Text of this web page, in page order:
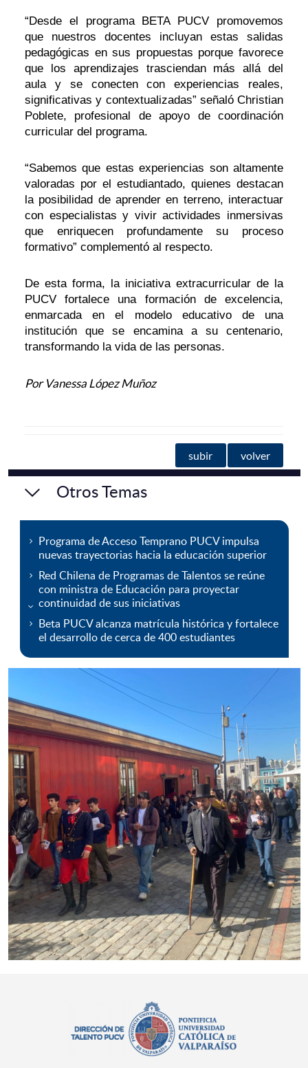
“Desde el programa BETA PUCV promovemos
que nuestros docentes incluyan estas salidas
pedagógicas en sus propuestas porque favorece
que los aprendizajes trasciendan más allá del
aula y se conecten con experiencias reales,
significativas y contextualizadas” señaló Christian
Poblete, profesional de apoyo de coordinación
curricular del programa.
“Sabemos que estas experiencias son altamente
valoradas por el estudiantado, quienes destacan
la posibilidad de aprender en terreno, interactuar
con especialistas y vivir actividades inmersivas
que enriquecen profundamente su proceso
formativo” complementó al respecto.
De esta forma, la iniciativa extracurricular de la
PUCV fortalece una formación de excelencia,
enmarcada en el modelo educativo de una
institución que se encamina a su centenario,
transformando la vida de las personas.
Por Vanessa López Muñoz
subir volver
Otros Temas
Programa de Acceso Temprano PUCV impulsa
nuevas trayectorias hacia la educación superior
Red Chilena de Programas de Talentos se reúne
con ministra de Educación para proyectar
continuidad de sus iniciativas
Beta PUCV alcanza matrícula histórica y fortalece
el desarrollo de cerca de 400 estudiantes